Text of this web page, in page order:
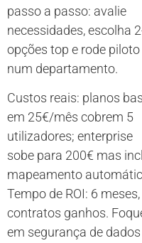
passo a passo: avalie
necessidades, escolha
opções top e rode piloto
num departamento.
Custos reais: planos
em 25€/mês cobrem 5
utilizadores; enterprise
sobe para 200€ mas
mapeamento
Tempo de ROI: 6
contratos ganhos.
em segurança de dados